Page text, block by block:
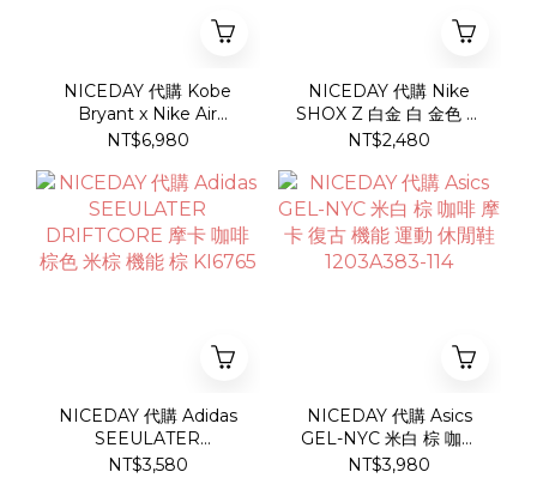
NICEDAY 代購 Kobe
Bryant x Nike Air
Force 1 白橘 科比 老大
NT$6,980
NICEDAY 代購 Nike
SHOX Z 白金 白 金色 黑
白黑 氣墊 女鞋 復古
NT$2,480
NICEDAY 代購 Adidas
SEEULATER
DRIFTCORE 摩卡 咖啡
NT$3,580
NICEDAY 代購 Asics
GEL-NYC 米白 棕 咖啡
摩卡 復古 機能 運動 休閒
NT$3,980